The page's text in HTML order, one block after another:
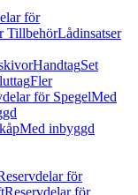
för
TillbehörLådinsatser
HandtagSet
Fler
för SpegelMed
Med inbyggd
för
Reservdelar för